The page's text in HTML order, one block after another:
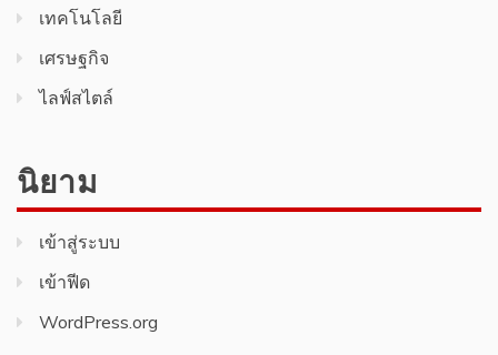
เทคโนโลยี
เศรษฐกิจ
ไลฟ์สไตล์
นิยาม
เข้าสู่ระบบ
เข้าฟีด
WordPress.org